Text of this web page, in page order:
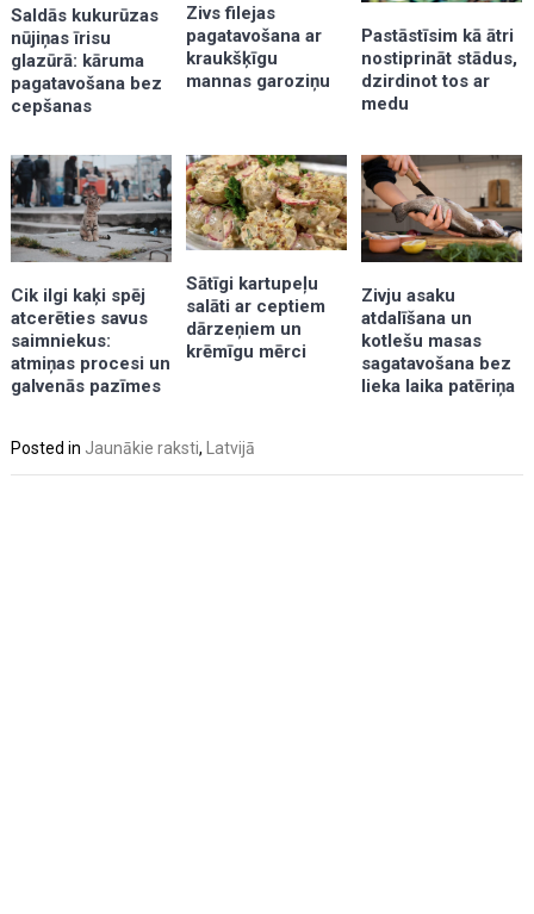
Saldās kukurūzas
nūjiņas īrisu
glazūrā: kāruma
pagatavošana bez
cepšanas
Zivs filejas
pagatavošana ar
kraukšķīgu
mannas garoziņu
Pastāstīsim kā ātri
nostiprināt stādus,
dzirdinot tos ar
medu
Cik ilgi kaķi spēj
atcerēties savus
saimniekus:
atmiņas procesi un
galvenās pazīmes
Sātīgi kartupeļu
salāti ar ceptiem
dārzeņiem un
krēmīgu mērci
Zivju asaku
atdalīšana un
kotlešu masas
sagatavošana bez
lieka laika patēriņa
Posted in Jaunākie raksti, Latvijā